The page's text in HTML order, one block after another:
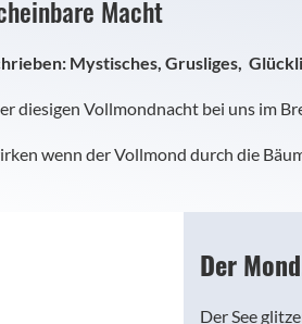
Macht
Mystisches, Grusliges,
diesigen Vollmondnacht bei uns im
wenn der Vollmond durch die
Der
Der See